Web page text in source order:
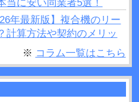
当に安い同業者5選！
年最新版】複合機のリー
計算方法や契約のメリッ
ターの設定が勝手に変わ
法など解説！
で製本はできるの？製本
※ コラム一覧はこちら